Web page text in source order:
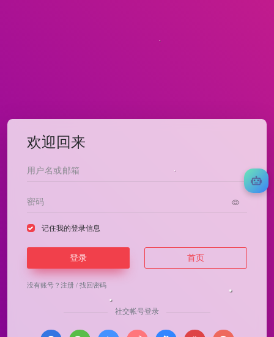
欢迎回来
记住我的登录信息
登录 首页
没有账号？ 注册 / 找回密码
社交帐号登录